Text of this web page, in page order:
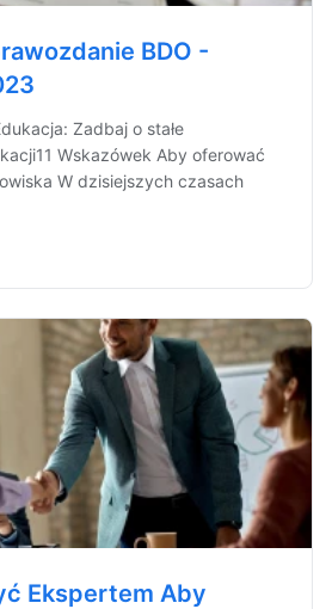
BDO -
Zadbaj o stałe
Wskazówek Aby oferować
W dzisiejszych czasach
Ekspertem Aby